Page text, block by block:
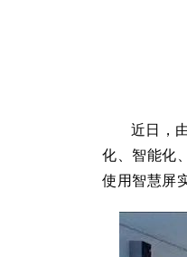
近日，由
化、智能化
使用智慧屏